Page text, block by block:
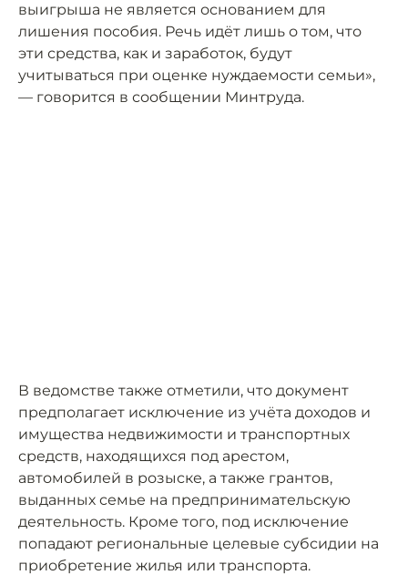
выигрыша не является основанием для
лишения пособия. Речь идёт лишь о том, что
эти средства, как и заработок, будут
учитываться при оценке нуждаемости семьи»,
— говорится в сообщении Минтруда.
В ведомстве также отметили, что документ
предполагает исключение из учёта доходов и
имущества недвижимости и транспортных
средств, находящихся под арестом,
автомобилей в розыске, а также грантов,
выданных семье на предпринимательскую
деятельность. Кроме того, под исключение
попадают региональные целевые субсидии на
приобретение жилья или транспорта.